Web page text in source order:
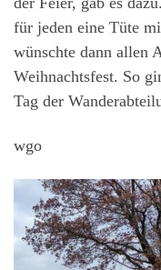
für jeden eine Tüte
wünschte dann allen
Weihnachtsfest. So
Tag der
wgo